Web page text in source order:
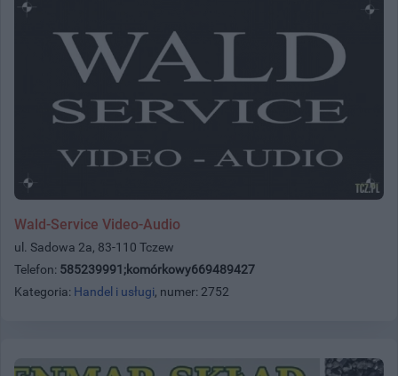
Wald-Service Video-Audio
ul. Sadowa 2a, 83-110 Tczew
Telefon: 585239991;komórkowy669489427
Kategoria: Handel i usługi, numer: 2752